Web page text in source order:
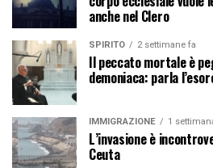
anche nel Clero
SPIRITO 2 settimane fa
Il peccato mortale è
demoniaca: parla
IMMIGRAZIONE 1
L’invasione è
Ceuta